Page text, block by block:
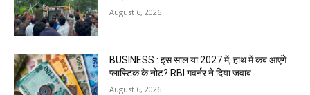
August 6, 2026
BUSINESS : इस साल या 2027 में, हाथ में कब आएंगे
प्लास्टिक के नोट? RBI गवर्नर ने दिया जवाब
August 6, 2026